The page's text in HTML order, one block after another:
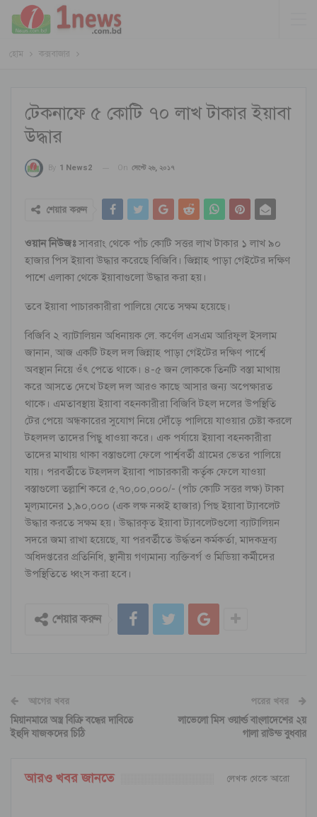
হোম কক্সবাজার
টেকনাফে ৫ কোটি ৭০ লাখ টাকার ইয়াবা
উদ্ধার
By 1 News2 On সেপ্টে ২৬, ২০১৭
শেয়ার করুন
ওয়ান নিউজঃসাবরাং থেকে পাঁচ কোটি সত্তর লাখ টাকার ১ লাখ ৯০
হাজার পিস ইয়াবা উদ্ধার করেছে বিজিবি। জিন্নাহ পাড়া গেইটের দক্ষিণ
পাশে এলাকা থেকে ইয়াবাগুলো উদ্ধার করা হয়।
তবে ইয়াবা পাচারকারীরা পালিয়ে যেতে সক্ষম হয়েছে।
বিজিবি ২ ব্যাটালিয়ন অধিনায়ক লে. কর্ণেল এসএম আরিফুল ইসলাম
জানান, আজ একটি টহল দল জিন্নাহ পাড়া গেইটের দক্ষিণ পার্শ্বে
অবস্থান নিয়ে ওঁৎ পেতে থাকে। ৪-৫ জন লোককে তিনটি বস্তা মাথায়
করে আসতে দেখে টহল দল আরও কাছে আসার জন্য অপেক্ষারত
থাকে। এমতাবস্থায় ইয়াবা বহনকারীরা বিজিবি টহল দলের উপস্থিতি
টের পেয়ে অন্ধকারের সুযোগ নিয়ে দৌঁড়ে পালিয়ে যাওয়ার চেষ্টা করলে
টহলদল তাদের পিছু ধাওয়া করে। এক পর্যায়ে ইয়াবা বহনকারীরা
তাদের মাথায় থাকা বস্তাগুলো ফেলে পার্শ্ববর্তী গ্রামের ভেতর পালিয়ে
যায়। পরবর্তীতে টহলদল ইয়াবা পাচারকারী কর্তৃক ফেলে যাওয়া
বস্তাগুলো তল্লাশি করে ৫,৭০,০০,০০০/- (পাঁচ কোটি সত্তর লক্ষ) টাকা
মূল্যমানের ১,৯০,০০০ (এক লক্ষ নব্বই হাজার) পিছ ইয়াবা ট্যাবলেট
উদ্ধার করতে সক্ষম হয়। উদ্ধারকৃত ইয়াবা ট্যাবলেটগুলো ব্যাটালিয়ন
সদরে জমা রাখা হয়েছে, যা পরবর্তীতে উর্দ্ধতন কর্মকর্তা, মাদকদ্রব্য
অধিদপ্তরের প্রতিনিধি, স্থানীয় গণ্যমান্য ব্যক্তিবর্গ ও মিডিয়া কর্মীদের
উপস্থিতিতে ধ্বংস করা হবে।
শেয়ার করুন
আগের খবর
মিয়ানমারে অস্ত্র বিক্রি বন্ধের দাবিতে
ইহুদি যাজকদের চিঠি
পরের খবর
লাভেলো মিস ওয়ার্ল্ড বাংলাদেশের ২য়
গালা রাউন্ড বুধবার
আরও খবর জানতে লেখক থেকে আরো